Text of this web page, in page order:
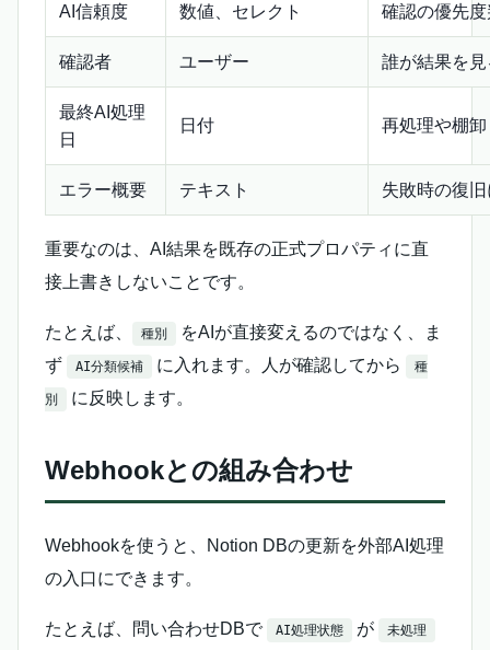
AI信頼度 数値、セレクト 確認の優先
確認者 ユーザー 誰が結果を
最終AI処理
日
日付 再処理や棚
エラー概要 テキスト 失敗時の復
重要なのは、AI結果を既存の正式プロパティに直
接上書きしないことです。
たとえば、 種別
をAIが直接変えるのではなく、ま
ず
AI分類候補 に入れます。人が確認してから 種
別 に反映します。
Webhookとの組み合わせ
Webhookを使うと、Notion DBの更新を外部AI処理
の入口にできます。
たとえば、問い合わせDBで AI処理状態 が 未処理